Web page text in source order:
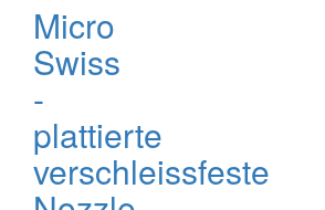
Micro
Swiss
-
plattierte
verschleissfeste